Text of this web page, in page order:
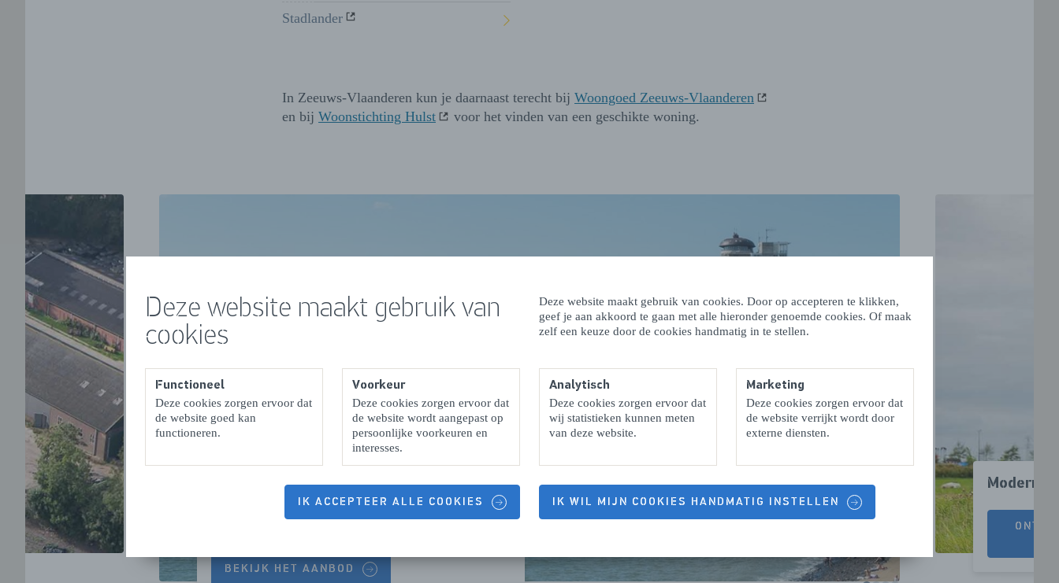
Deze website maakt gebruik van
cookies
Deze website maakt gebruik van cookies. Door op accepteren te klikken,
geef je aan akkoord te gaan met alle hieronder genoemde cookies. Of maak
zelf een keuze door de cookies handmatig in te stellen.
Functioneel
Deze cookies zorgen ervoor dat
de website goed kan
functioneren.
Voorkeur
Deze cookies zorgen ervoor dat
de website wordt aangepast op
persoonlijke voorkeuren en
interesses.
Analytisch
Deze cookies zorgen ervoor dat
wij statistieken kunnen meten
van deze website.
Marketing
Deze cookies zorgen ervoor dat
de website verrijkt wordt door
externe diensten.
IK ACCEPTEER ALLE COOKIES IK WIL MIJN COOKIES HANDMATIG INSTELLEN
Stadlander
In Zeeuws-Vlaanderen kun je daarnaast terecht bij Woongoed Zeeuws-Vlaanderen
en bij Woonstichting Hulst voor het vinden van een geschikte woning.
Wonen aan het water
BEKIJK HET AANBOD
Modern